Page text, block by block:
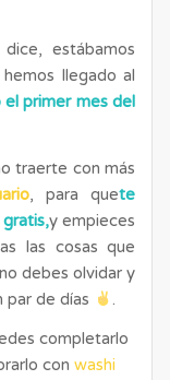
estábamos
llegado al
el primer mes del
traerte con más
, para quete
y empieces
las cosas que
debes olvidar y
par de días
.
completarlo
con washi